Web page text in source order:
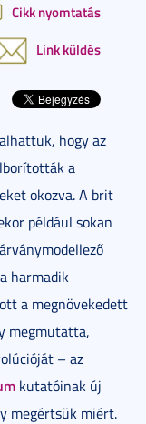
Cikk nyomtatás
Link küldés
hogy az
a
okozva. A brit
például sokan
a harmadik
a megnövekedett
megmutatta,
– az
kutatóinak új
megértsük miért.